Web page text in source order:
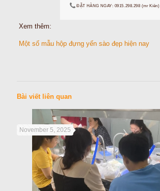
ĐẶT HÀNG NGAY: 0915.298.298 (mr Kiên)
Xem thêm:
Một số mẫu hộp đựng yến sào đẹp hiện nay
Bài viết liên quan
November 5, 2025